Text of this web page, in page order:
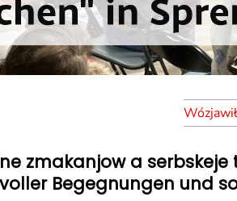
zmakanjow a serbskeje
Begegnungen und